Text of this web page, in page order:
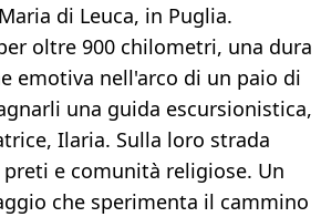
di Leuca, in Puglia.
oltre 900 chilometri, una dura
emotiva nell'arco di un paio di
una guida escursionistica,
Ilaria. Sulla loro strada
e comunità religiose. Un
che sperimenta il cammino